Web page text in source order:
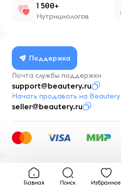
1 500+
Нутрициологов
Поддержка
Почта службы поддержки
support@beautery.ru
Начать продавать на Beautery
seller@beautery.ru
Разработка BusinessMentor.ru
Главная Поиск Избранное